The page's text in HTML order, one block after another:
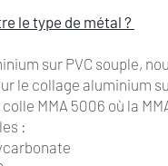
le type de métal ?
sur PVC souple,
le collage aluminium
MMA 5006 où la
: